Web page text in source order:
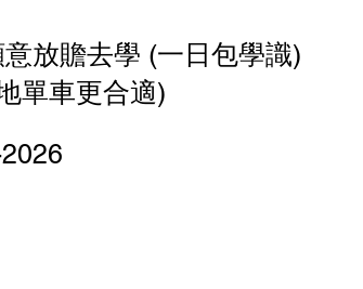
放贍去學 (一日包學識)
單車更合適)